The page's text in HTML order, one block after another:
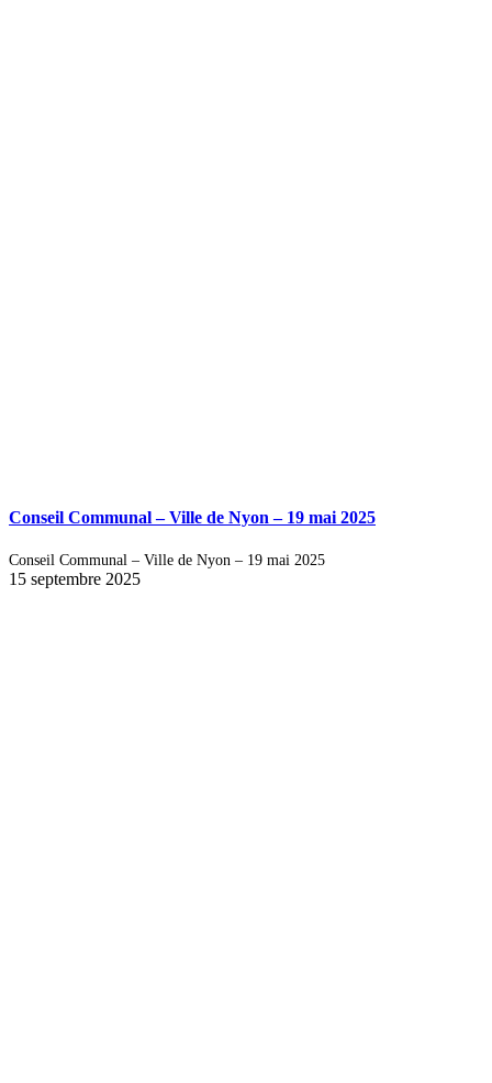
Conseil Communal – Ville de Nyon – 19 mai 2025
Conseil Communal – Ville de Nyon – 19 mai 2025
15 septembre 2025